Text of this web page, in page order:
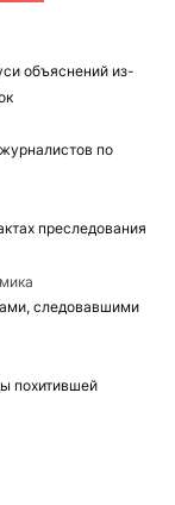
объяснений из-
по
преследования
следовавшими
похитившей